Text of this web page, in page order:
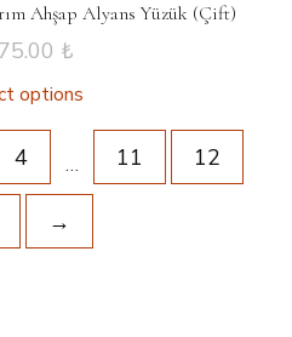
Ahşap Alyans Yüzük (Çift)
₺
options
4 … 11 12
→